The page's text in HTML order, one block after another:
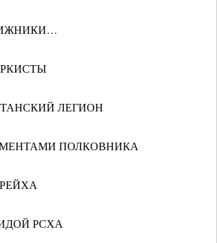
ЛЕГИОН
ПОЛКОВНИКА
РСХА